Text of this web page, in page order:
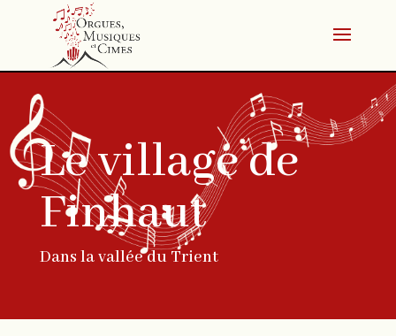
Le village de
Finhaut
Dans la vallée du Trient